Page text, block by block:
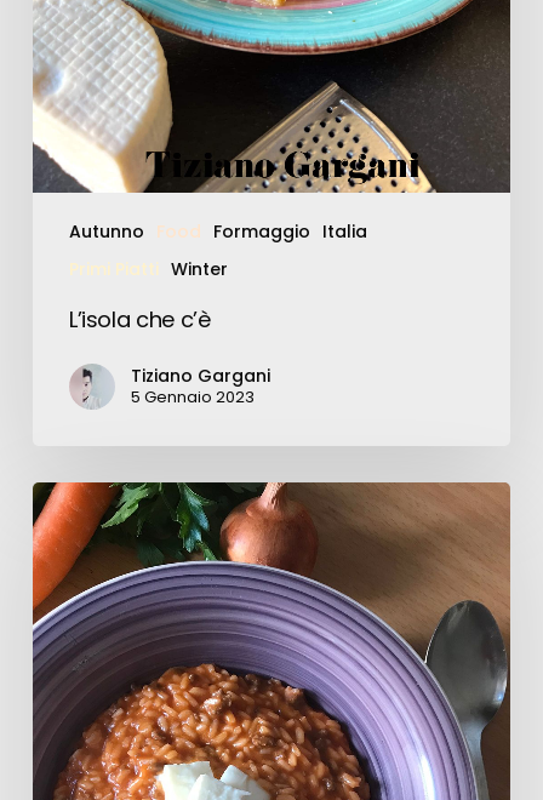
Autunno Food Formaggio Italia
Primi Piatti Winter
L’isola che c’è
Tiziano Gargani
5 Gennaio 2023
Risotto
al
pomodoro